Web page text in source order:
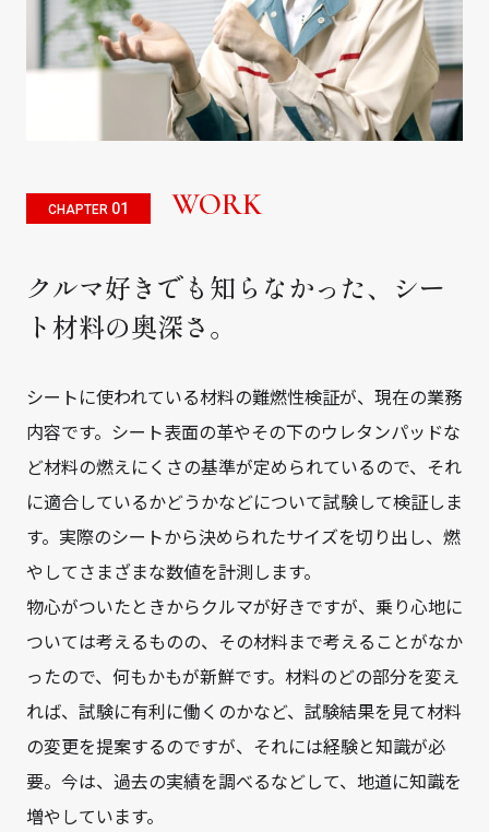
CHAPTER 01 WORK
クルマ好きでも知らなかった、シー
ト材料の奥深さ。
シートに使われている材料の難燃性検証が、現在の業務
内容です。シート表面の革やその下のウレタンパッドな
ど材料の燃えにくさの基準が定められているので、それ
に適合しているかどうかなどについて試験して検証しま
す。実際のシートから決められたサイズを切り出し、燃
やしてさまざまな数値を計測します。
物心がついたときからクルマが好きですが、乗り心地に
ついては考えるものの、その材料まで考えることがなか
ったので、何もかもが新鮮です。材料のどの部分を変え
れば、試験に有利に働くのかなど、試験結果を見て材料
の変更を提案するのですが、それには経験と知識が必
要。今は、過去の実績を調べるなどして、地道に知識を
増やしています。